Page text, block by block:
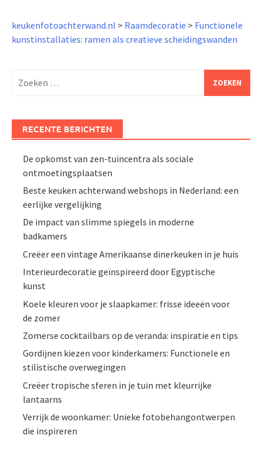
keukenfotoachterwand.nl > Raamdecoratie > Functionele
kunstinstallaties: ramen als creatieve scheidingswanden
naar:
RECENTE BERICHTEN
De opkomst van zen-tuincentra als sociale
ontmoetingsplaatsen
Beste keuken achterwand webshops in Nederland: een
eerlijke vergelijking
De impact van slimme spiegels in moderne
badkamers
Creëer een vintage Amerikaanse dinerkeuken in je huis
Interieurdecoratie geïnspireerd door Egyptische
kunst
Koele kleuren voor je slaapkamer: frisse ideeën voor
de zomer
Zomerse cocktailbars op de veranda: inspiratie en tips
Gordijnen kiezen voor kinderkamers: Functionele en
stilistische overwegingen
Creëer tropische sferen in je tuin met kleurrijke
lantaarns
Verrijk de woonkamer: Unieke fotobehangontwerpen
die inspireren